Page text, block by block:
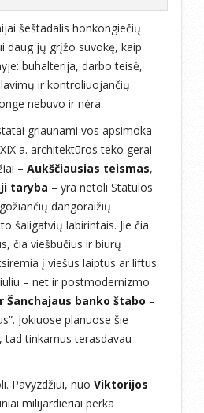
šeštadalis honkongiečių
daug jų grįžo suvokę, kaip
buhalterija, darbo teisė,
ir kontroliuojančių
nebuvo ir nėra.
griaunami vos apsimoka
a. architektūros teko gerai
– Aukščiausias teismas,
taryba – yra netoli Statulos
dangoraižių
šaligatvių labirintais. Jie čia
čia viešbučius ir biurų
į viešus laiptus ar liftus.
– net ir postmodernizmo
Šanchajaus banko štabo –
Jokiuose planuose šie
tad tinkamus terasdavau
Pavyzdžiui, nuo Viktorijos
milijardieriai perka